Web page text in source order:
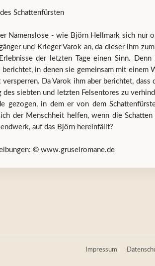
des Schattenfürsten
Namenslose - wie Björn Hellmark sich nur
und Krieger Varok an, da dieser ihm
der letzten Tage einen Sinn.
berichtet, in denen sie gemeinsam mit einem
Da Varok ihm aber berichtet, dass
des siebten und letzten Felsentores zu
gezogen, in dem er von dem
der Menschheit helfen, wenn die
auf das Björn hereinfällt?
© www.gruselromane.de
Impressum